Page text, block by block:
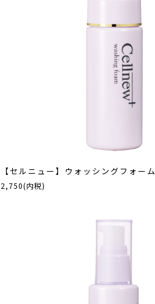
【セルニュー】ウォッシングフォーム
2,750(内税)